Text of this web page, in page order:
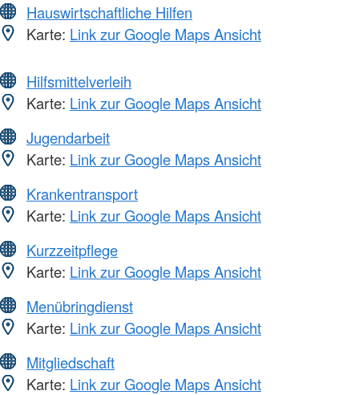
Hauswirtschaftliche Hilfen
Karte: Link zur Google Maps Ansicht
Hilfsmittelverleih
Karte: Link zur Google Maps Ansicht
Jugendarbeit
Karte: Link zur Google Maps Ansicht
Krankentransport
Karte: Link zur Google Maps Ansicht
Kurzzeitpflege
Karte: Link zur Google Maps Ansicht
Menübringdienst
Karte: Link zur Google Maps Ansicht
Mitgliedschaft
Karte: Link zur Google Maps Ansicht